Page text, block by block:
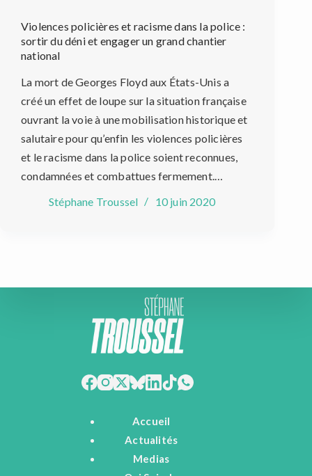
Violences policières et racisme dans la police :
sortir du déni et engager un grand chantier
national
La mort de Georges Floyd aux États-Unis a
créé un effet de loupe sur la situation française
ouvrant la voie à une mobilisation historique et
salutaire pour qu’enfin les violences policières
et le racisme dans la police soient reconnues,
condamnées et combattues fermement.…
Stéphane Troussel
10 juin 2020
Accueil
Actualités
Medias